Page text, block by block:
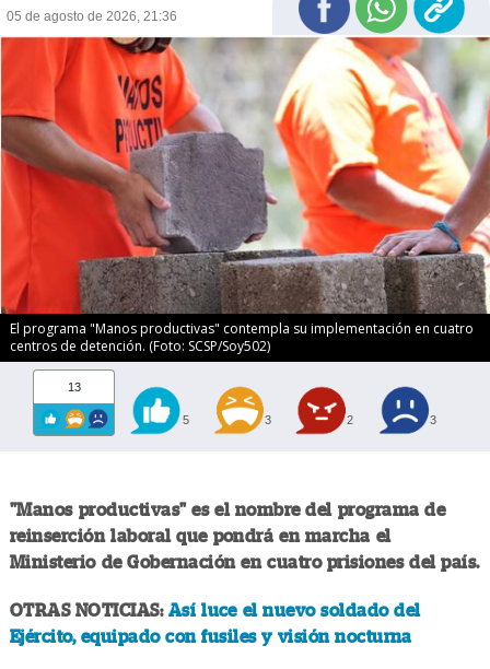
05 de agosto de 2026, 21:36
El programa "Manos productivas" contempla su implementación en cuatro
centros de detención. (Foto: SCSP/Soy502)
13
5 3 2 3
"Manos productivas" es el nombre del programa de
reinserción laboral que pondrá en marcha el
Ministerio de Gobernación en cuatro prisiones del país.
OTRAS NOTICIAS: Así luce el nuevo soldado del
Ejército, equipado con fusiles y visión nocturna